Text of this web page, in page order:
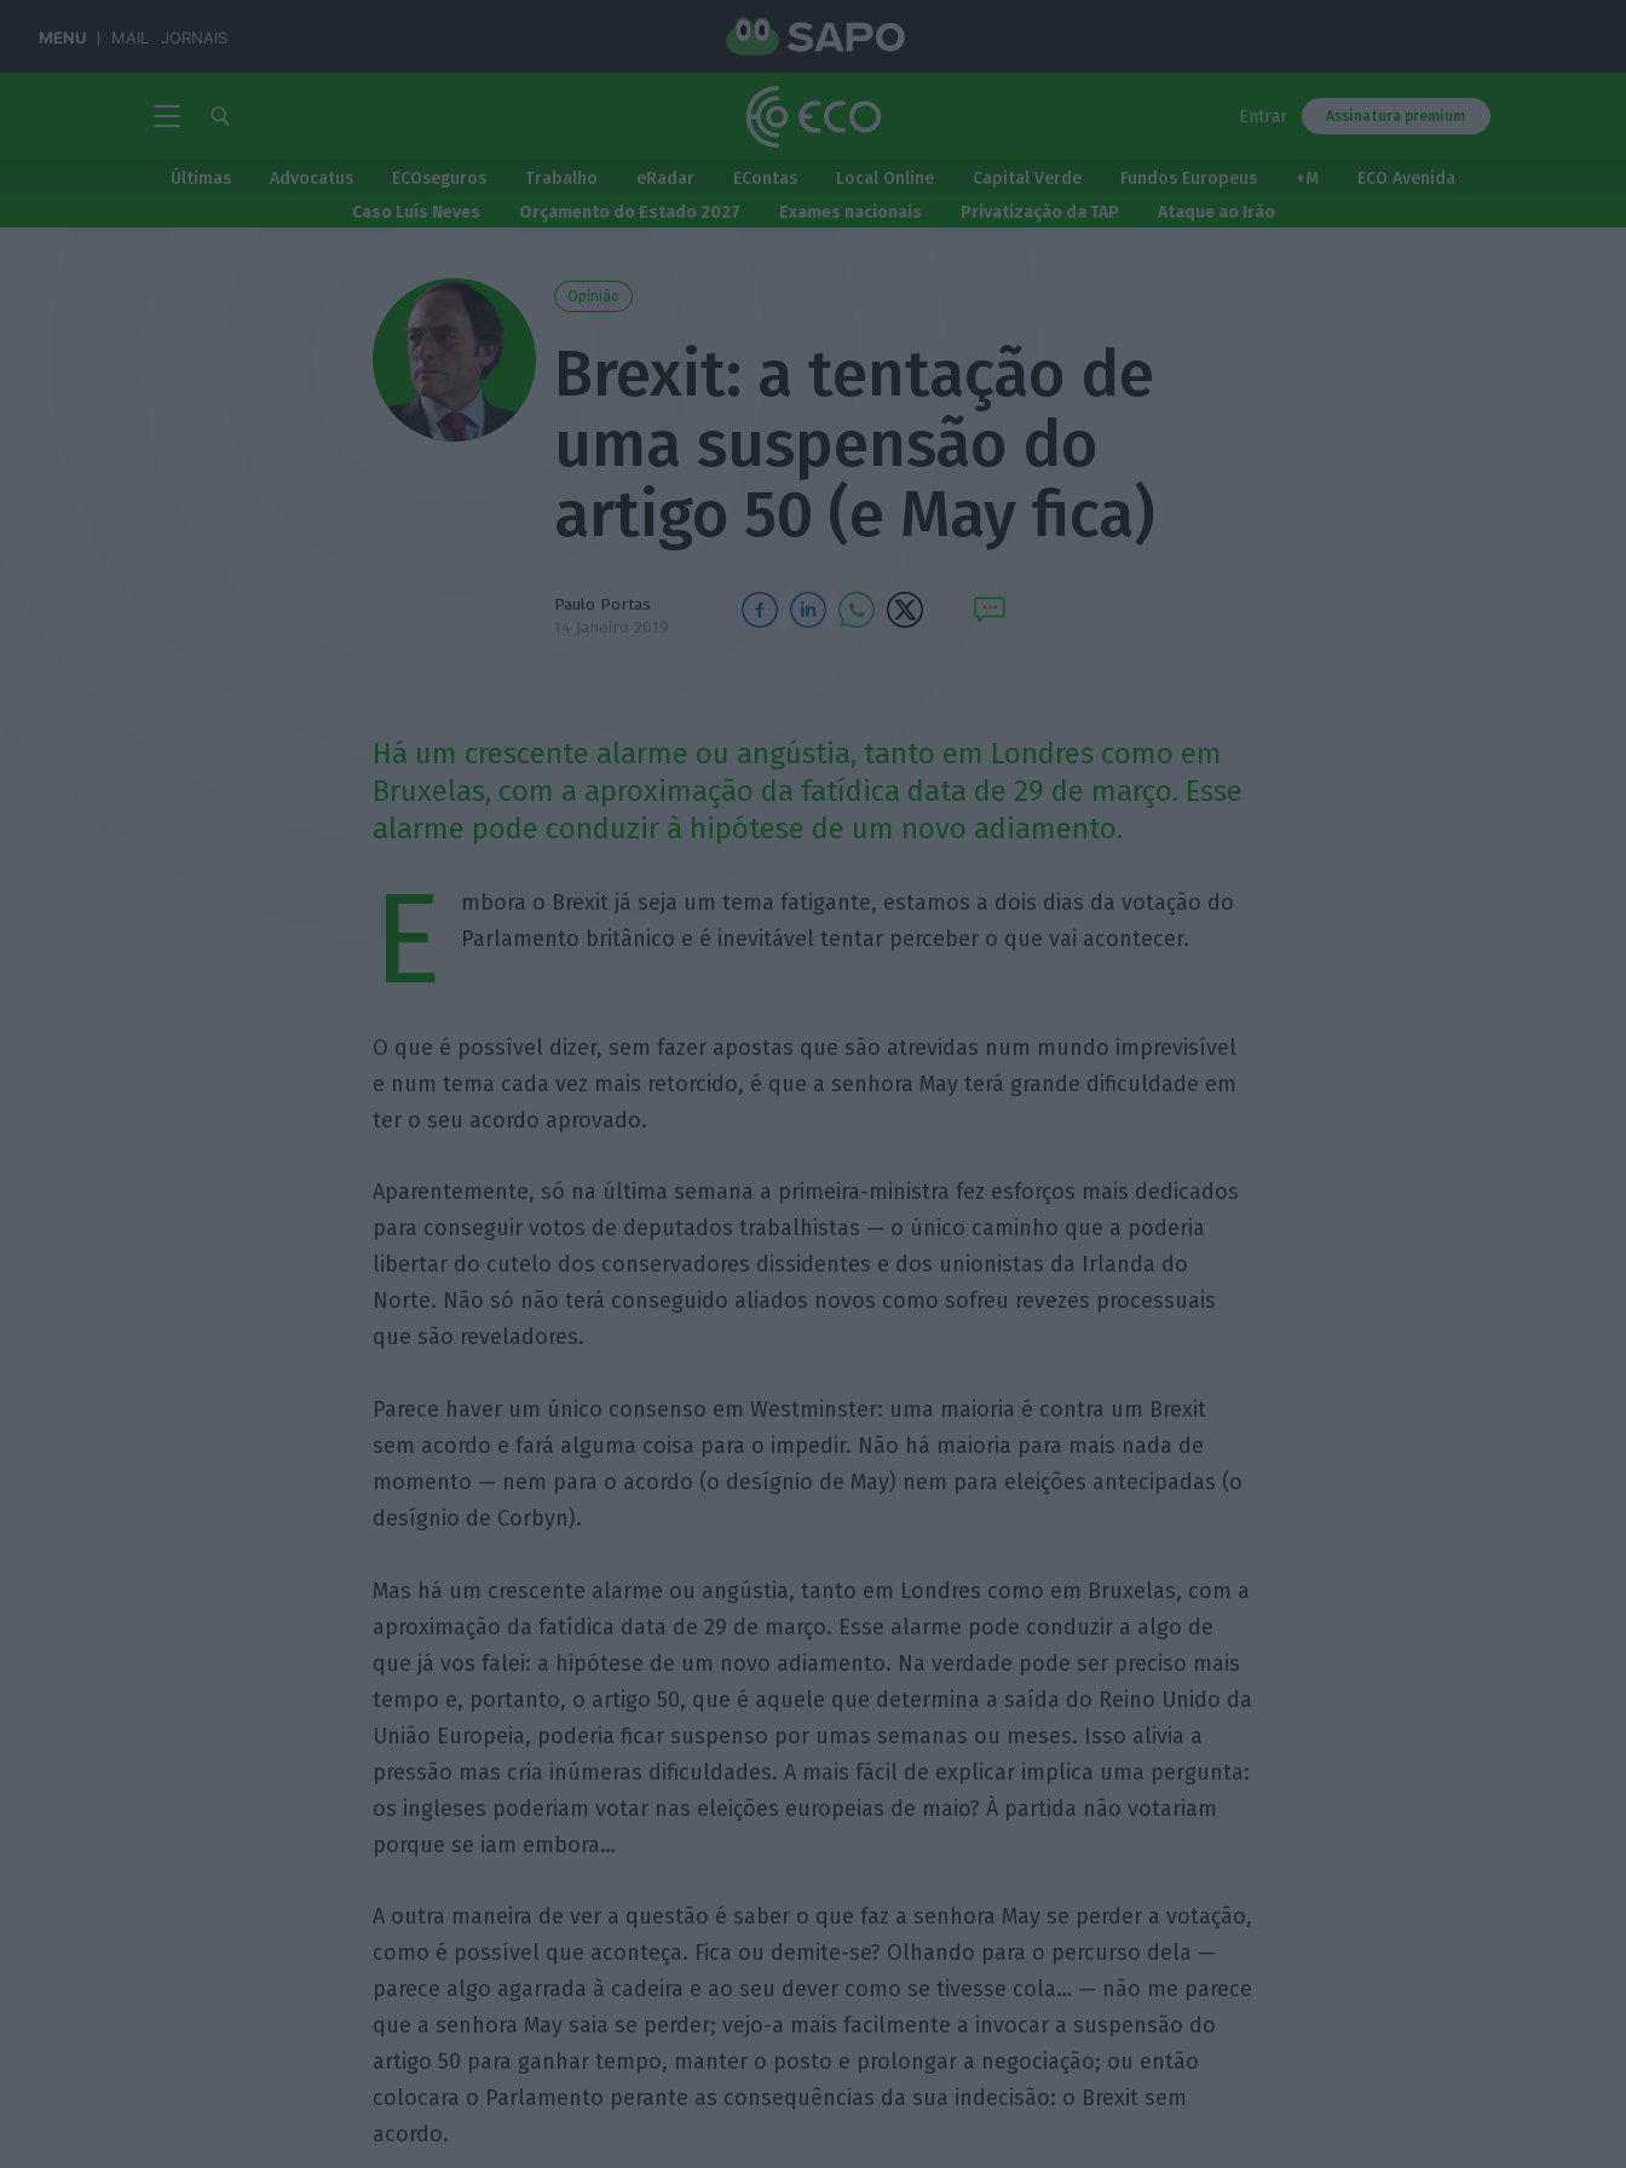
MENU MAIL JORNAIS
Entrar Assinatura premium
Últimas Advocatus ECOseguros Trabalho eRadar EContas Local Online Capital Verde Fundos Europeus +M
ECO Avenida
Caso Luís Neves
Orçamento do Estado 2027 Exames nacionais Privatização da TAP Ataque ao Irão
Opinião
Brexit: a tentação de
uma suspensão do
artigo 50 (e May fica)
Paulo Portas
14 Janeiro 2019
Há um crescente alarme ou angústia, tanto em Londres como em
Bruxelas, com a aproximação da fatídica data de 29 de março. Esse
alarme pode conduzir à hipótese de um novo adiamento.
E
mbora o Brexit já seja um tema fatigante, estamos a dois dias da votação do
Parlamento britânico e é inevitável tentar perceber o que vai acontecer.
O que é possível dizer, sem fazer apostas que são atrevidas num mundo imprevisível
e num tema cada vez mais retorcido, é que a senhora May terá grande dificuldade em
ter o seu acordo aprovado.
Aparentemente, só na última semana a primeira-ministra fez esforços mais dedicados
para conseguir votos de deputados trabalhistas — o único caminho que a poderia
libertar do cutelo dos conservadores dissidentes e dos unionistas da Irlanda do
Norte. Não só não terá conseguido aliados novos como sofreu revezes processuais
que são reveladores.
Parece haver um único consenso em Westminster: uma maioria é contra um Brexit
sem acordo e fará alguma coisa para o impedir. Não há maioria para mais nada de
momento — nem para o acordo (o desígnio de May) nem para eleições antecipadas (o
desígnio de Corbyn).
Mas há um crescente alarme ou angústia, tanto em Londres como em Bruxelas, com a
aproximação da fatídica data de 29 de março. Esse alarme pode conduzir a algo de
que já vos falei: a hipótese de um novo adiamento. Na verdade pode ser preciso mais
tempo e, portanto, o artigo 50, que é aquele que determina a saída do Reino Unido da
União Europeia, poderia ficar suspenso por umas semanas ou meses. Isso alivia a
pressão mas cria inúmeras dificuldades. A mais fácil de explicar implica uma pergunta:
os ingleses poderiam votar nas eleições europeias de maio? À partida não votariam
porque se iam embora…
A outra maneira de ver a questão é saber o que faz a senhora May se perder a votação,
como é possível que aconteça. Fica ou demite-se? Olhando para o percurso dela —
parece algo agarrada à cadeira e ao seu dever como se tivesse cola… — não me parece
que a senhora May saia se perder; vejo-a mais facilmente a invocar a suspensão do
artigo 50 para ganhar tempo, manter o posto e prolongar a negociação; ou então
colocara o Parlamento perante as consequências da sua indecisão: o Brexit sem
acordo.